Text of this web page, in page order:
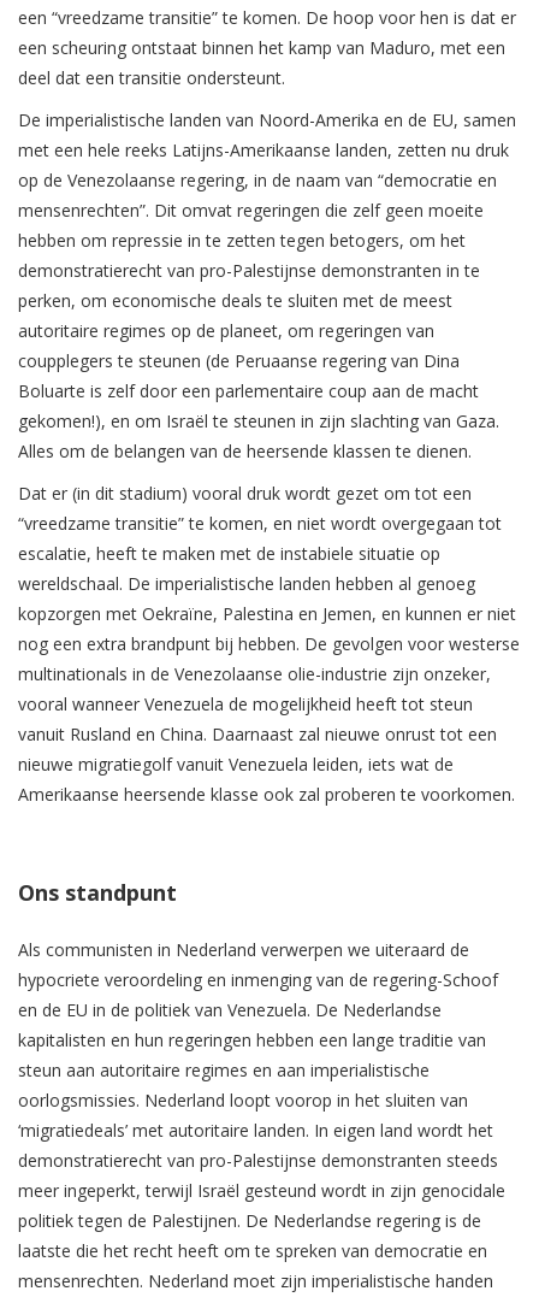
een “vreedzame transitie” te komen. De hoop voor hen is dat er
een scheuring ontstaat binnen het kamp van Maduro, met een
deel dat een transitie ondersteunt.
De imperialistische landen van Noord-Amerika en de EU, samen
met een hele reeks Latijns-Amerikaanse landen, zetten nu druk
op de Venezolaanse regering, in de naam van “democratie en
mensenrechten”. Dit omvat regeringen die zelf geen moeite
hebben om repressie in te zetten tegen betogers, om het
demonstratierecht van pro-Palestijnse demonstranten in te
perken, om economische deals te sluiten met de meest
autoritaire regimes op de planeet, om regeringen van
coupplegers te steunen (de Peruaanse regering van Dina
Boluarte is zelf door een parlementaire coup aan de macht
gekomen!), en om Israël te steunen in zijn slachting van Gaza.
Alles om de belangen van de heersende klassen te dienen.
Dat er (in dit stadium) vooral druk wordt gezet om tot een
“vreedzame transitie” te komen, en niet wordt overgegaan tot
escalatie, heeft te maken met de instabiele situatie op
wereldschaal. De imperialistische landen hebben al genoeg
kopzorgen met Oekraïne, Palestina en Jemen, en kunnen er niet
nog een extra brandpunt bij hebben. De gevolgen voor westerse
multinationals in de Venezolaanse olie-industrie zijn onzeker,
vooral wanneer Venezuela de mogelijkheid heeft tot steun
vanuit Rusland en China. Daarnaast zal nieuwe onrust tot een
nieuwe migratiegolf vanuit Venezuela leiden, iets wat de
Amerikaanse heersende klasse ook zal proberen te voorkomen.
Ons standpunt
Als communisten in Nederland verwerpen we uiteraard de
hypocriete veroordeling en inmenging van de regering-Schoof
en de EU in de politiek van Venezuela. De Nederlandse
kapitalisten en hun regeringen hebben een lange traditie van
steun aan autoritaire regimes en aan imperialistische
oorlogsmissies. Nederland loopt voorop in het sluiten van
‘migratiedeals’ met autoritaire landen. In eigen land wordt het
demonstratierecht van pro-Palestijnse demonstranten steeds
meer ingeperkt, terwijl Israël gesteund wordt in zijn genocidale
politiek tegen de Palestijnen. De Nederlandse regering is de
laatste die het recht heeft om te spreken van democratie en
mensenrechten. Nederland moet zijn imperialistische handen